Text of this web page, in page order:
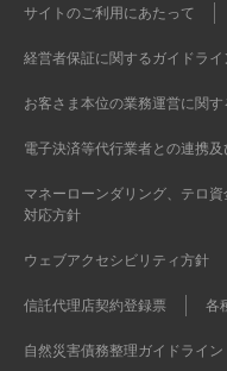
サイトのご利用にあたって
経営者保証に関するガイドラ
お客さま本位の業務運営に関
電子決済等代行業者との連携
マネーローンダリング、テロ
対応方針
ウェブアクセシビリティ方針
信託代理店契約登録票 各
自然災害債務整理ガイドライン